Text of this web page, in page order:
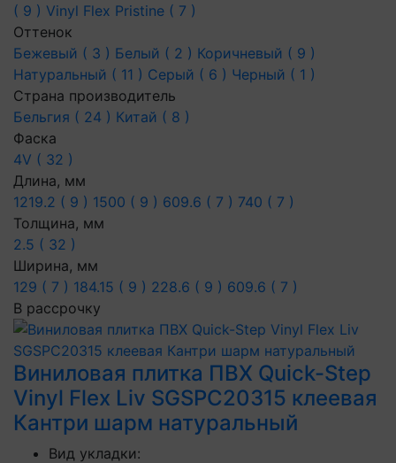
( 9 ) Vinyl Flex Pristine ( 7 )
Оттенок
Бежевый ( 3 ) Белый ( 2 ) Коричневый ( 9 )
Натуральный ( 11 ) Серый ( 6 ) Черный ( 1 )
Страна производитель
Бельгия ( 24 ) Китай ( 8 )
Фаска
4V ( 32 )
Длина, мм
1219.2 ( 9 ) 1500 ( 9 ) 609.6 ( 7 ) 740 ( 7 )
Толщина, мм
2.5 ( 32 )
Ширина, мм
129 ( 7 ) 184.15 ( 9 ) 228.6 ( 9 ) 609.6 ( 7 )
В рассрочку
Виниловая плитка ПВХ Quick-Step
Vinyl Flex Liv SGSPC20315 клеевая
Кантри шарм натуральный
Вид укладки: